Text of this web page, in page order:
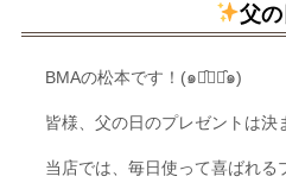
父の
BMAの松本です！(๑･̑◡･̑๑)
皆様、父の日のプレゼントは決
当店では、毎日使って喜ばれる